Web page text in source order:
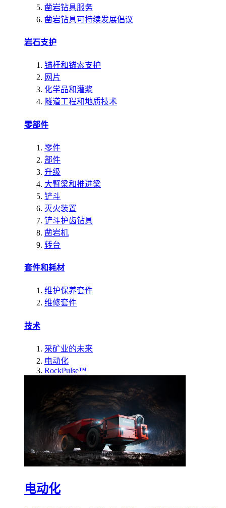
凿岩钻具服务
凿岩钻具可持续发展倡议
岩石支护
锚杆和锚索支护
网片
化学品和灌浆
隧道工程和地质技术
零部件
零件
部件
升级
大臂梁和推进梁
铲斗
灭火装置
铲斗护齿钻具
凿岩机
转台
套件和耗材
维护保养套件
维修套件
技术
采矿业的未来
电动化
RockPulse™
电动化